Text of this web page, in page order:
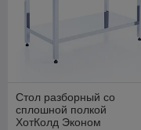
Стол разборный со
сплошной полкой
ХотКолд Эконом